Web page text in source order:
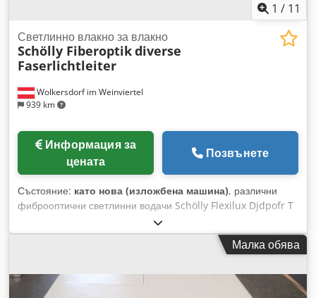
1 / 11
Wolkersdorf im Weinviertel
939 km
Светлинно влакно за влакно
Schölly Fiberoptikdiverse
Faserlichtleiter
Информация за
цената
Позвънете
Състояние: като нова (изложбена машина), различни
фиброоптични светлинни водачи Schölly Flexilux Djdpofr T
Ihjfx Al Ajwa - Пръстеновидни светлини - Гъвкави
"лебедови шийки" - Единични светлинни водачи От 100 € /
бр. (единичен светлинен водач) до 350 € (голям
отстъпка при количество
Малка обява